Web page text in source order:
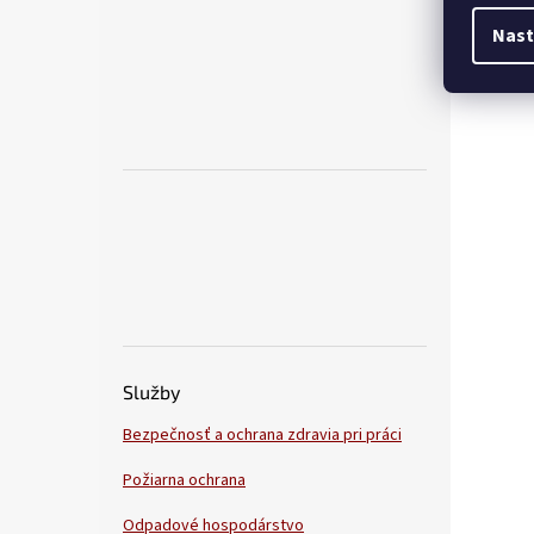
Služby
Bezpečnosť a ochrana zdravia pri práci
Požiarna ochrana
Odpadové hospodárstvo